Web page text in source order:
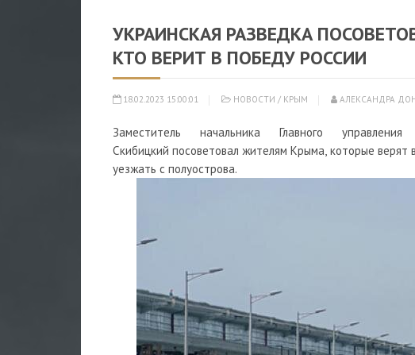
УКРАИНСКАЯ РАЗВЕДКА
КТО ВЕРИТ В ПОБЕДУ РОССИИ
18.02.2023 15:00:01 НОВОСТИ / КРЫМ АЛЕКСАНДРА
Заместитель начальника Главного
Скибицкий посоветовал жителям Крыма, которые
уезжать с полуострова.